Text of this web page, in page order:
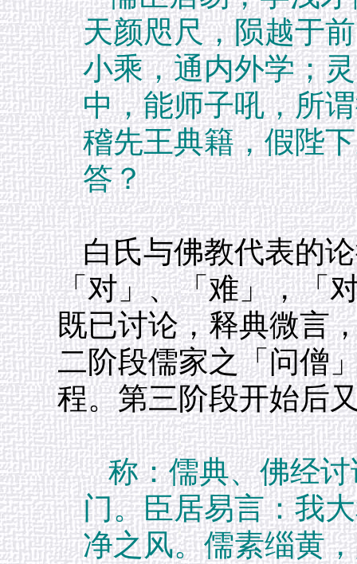
天颜咫尺，陨越于
小乘，通内外学；
中，能师子吼，所
稽先王典籍，假陛
答？
白氏与佛教代表的
「对」、「难」，「
既已讨论，释典微言
二阶段儒家之「问僧
程。第三阶段开始后
称：儒典、佛经
门。臣居易言：我
净之风。儒素缁黄